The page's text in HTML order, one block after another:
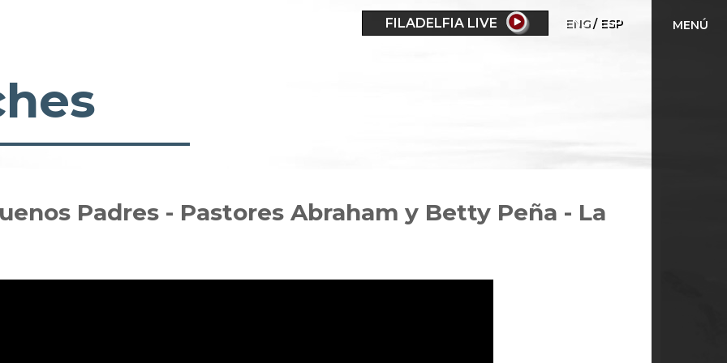
FILADELFIA LIVE ENG ESP MENÚ
Padres - Pastores Abraham y Betty Peña - La